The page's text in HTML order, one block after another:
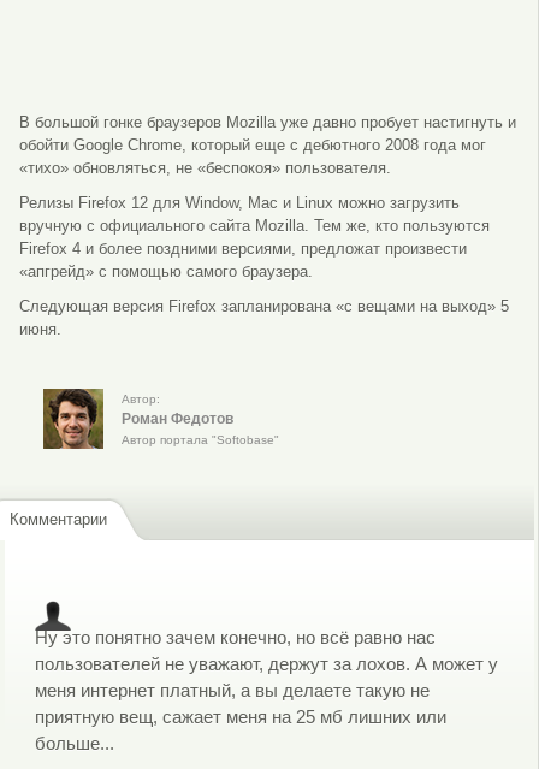
В большой гонке браузеров Mozilla уже давно пробует настигнуть и
обойти Google Chrome, который еще с дебютного 2008 года мог
«тихо» обновляться, не «беспокоя» пользователя.
Релизы Firefox 12 для Window, Mac и Linux можно загрузить
вручную с официального сайта Mozilla. Тем же, кто пользуются
Firefox 4 и более поздними версиями, предложат произвести
«апгрейд» с помощью самого браузера.
Следующая версия Firefox запланирована «с вещами на выход» 5
июня.
Автор:
Роман Федотов
Автор портала "Softobase"
Комментарии
Ну это понятно зачем конечно, но всё равно нас
пользователей не уважают, держут за лохов. А может у
меня интернет платный, а вы делаете такую не
приятную вещ, сажает меня на 25 мб лишних или
больше...